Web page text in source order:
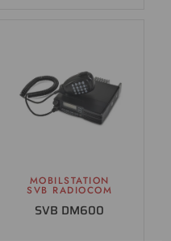
MOBILSTATION
SVB RADIOCOM
SVB DM600